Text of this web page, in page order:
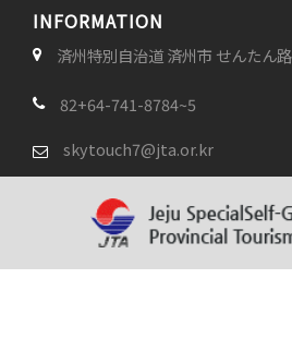
INFORMATION
済州特別自治道 済州市 せんたん
82+64-741-8784~5
skytouch7@jta.or.kr